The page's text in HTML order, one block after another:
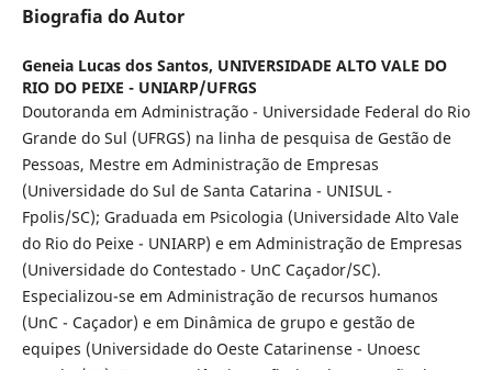
Biografia do Autor
Geneia Lucas dos Santos, UNIVERSIDADE ALTO VALE DO
RIO DO PEIXE - UNIARP/UFRGS
Doutoranda em Administração - Universidade Federal do Rio
Grande do Sul (UFRGS) na linha de pesquisa de Gestão de
Pessoas, Mestre em Administração de Empresas
(Universidade do Sul de Santa Catarina - UNISUL -
Fpolis/SC); Graduada em Psicologia (Universidade Alto Vale
do Rio do Peixe - UNIARP) e em Administração de Empresas
(Universidade do Contestado - UnC Caçador/SC).
Especializou-se em Administração de recursos humanos
(UnC - Caçador) e em Dinâmica de grupo e gestão de
equipes (Universidade do Oeste Catarinense - Unoesc